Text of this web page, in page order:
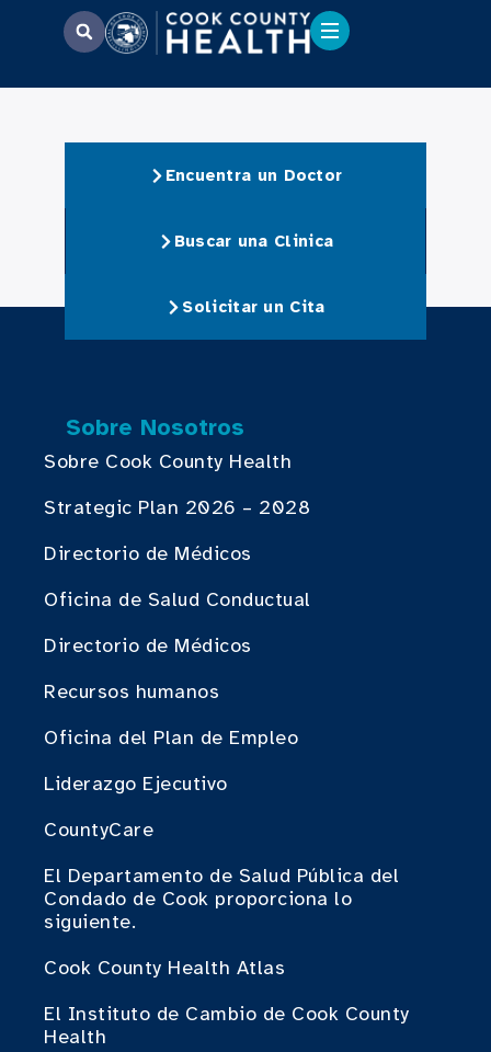
Encuentra un Doctor
Buscar una Clinica
Solicitar un Cita
Sobre Nosotros
Sobre Cook County Health
Strategic Plan 2026 – 2028
Directorio de Médicos
Oficina de Salud Conductual
Directorio de Médicos
Recursos humanos
Oficina del Plan de Empleo
Liderazgo Ejecutivo
CountyCare
El Departamento de Salud Pública del
Condado de Cook proporciona lo
siguiente.
Cook County Health Atlas
El Instituto de Cambio de Cook County
Health